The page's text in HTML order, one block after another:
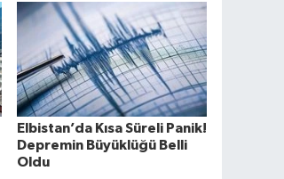
Elbistan’da Kısa Süreli Panik!
Depremin Büyüklüğü Belli
Oldu